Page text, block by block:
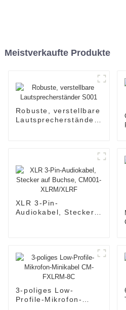
Meistverkaufte Produkte
Robuste, verstellbare
Lautsprecherständer
XLR 3-Pin-
Audiokabel, Stecker
3-poliges Low-
Profile-Mikrofon-